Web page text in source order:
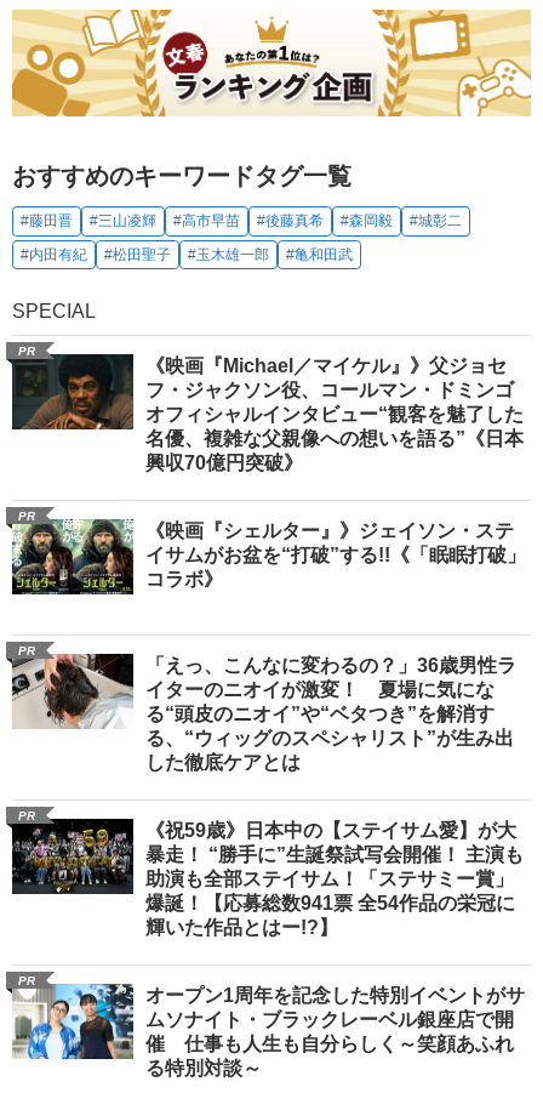
おすすめのキーワードタグ一覧
#藤田晋 #三山凌輝 #高市早苗 #後藤真希 #森岡毅
#城彰二
#内田有紀
#松田聖子 #玉木雄一郎 #亀和田武
SPECIAL
PR
《映画『Michael／マイケル』》父ジョセ
フ・ジャクソン役、コールマン・ドミンゴ
オフィシャルインタビュー“観客を魅了した
名優、複雑な父親像への想いを語る”《日本
興収70億円突破》
PR
《映画『シェルター』》ジェイソン・ステ
イサムがお盆を“打破”する!!《「眠眠打破」
コラボ》
PR
「えっ、こんなに変わるの？」36歳男性ラ
イターのニオイが激変！ 夏場に気にな
る“頭皮のニオイ”や“ベタつき”を解消す
る、“ウィッグのスペシャリスト”が生み出
した徹底ケアとは
PR
《祝59歳》日本中の【ステイサム愛】が大
暴走！ “勝手に”生誕祭試写会開催！ 主演も
助演も全部ステイサム！「ステサミー賞」
爆誕！【応募総数941票 全54作品の栄冠に
輝いた作品とはー!?】
PR
オープン1周年を記念した特別イベントがサ
ムソナイト・ブラックレーベル銀座店で開
催 仕事も人生も自分らしく～笑顔あふれ
る特別対談～